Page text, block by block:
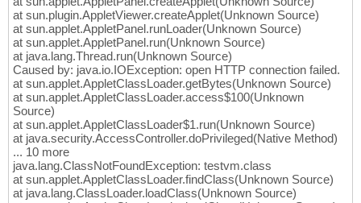
at sun.plugin.AppletViewer.createApplet(Unknown Source)
at sun.applet.AppletPanel.runLoader(Unknown Source)
at sun.applet.AppletPanel.run(Unknown Source)
at java.lang.Thread.run(Unknown Source)
Caused by: java.io.IOException: open HTTP connection failed.
at sun.applet.AppletClassLoader.getBytes(Unknown Source)
at sun.applet.AppletClassLoader.access$100(Unknown
Source)
at sun.applet.AppletClassLoader$1.run(Unknown Source)
at java.security.AccessController.doPrivileged(Native Method)
... 10 more
java.lang.ClassNotFoundException: testvm.class
at sun.applet.AppletClassLoader.findClass(Unknown Source)
at java.lang.ClassLoader.loadClass(Unknown Source)